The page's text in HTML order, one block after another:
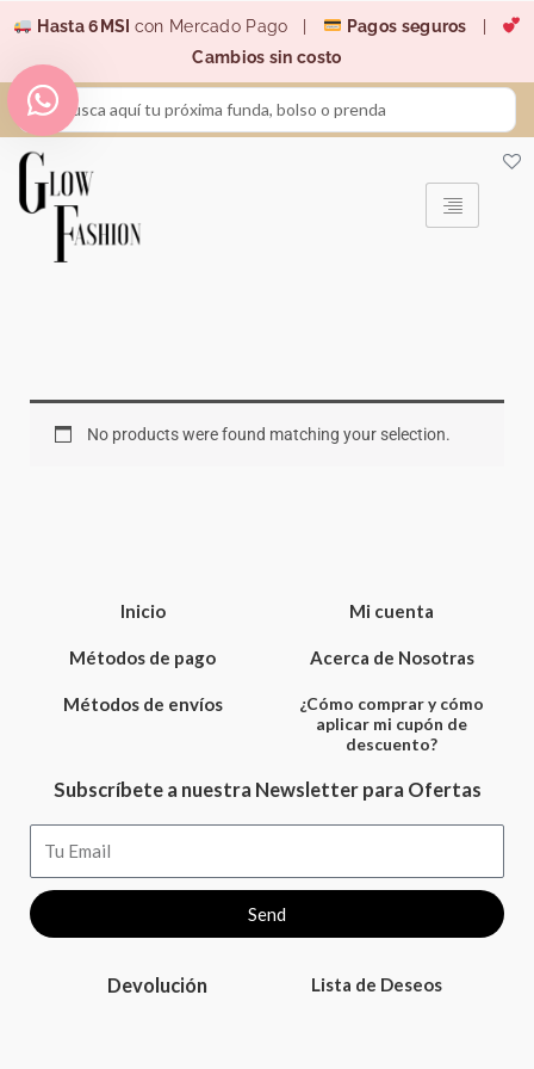
contenido
Hasta 6MSI con Mercado Pago | Pagos seguros
Cambios sin costo
Search
...
No products were found matching your selection.
Inicio
Métodos de pago
Métodos de envíos
Mi cuenta
Acerca de Nosotras
¿Cómo comprar y cómo
aplicar mi cupón de
descuento?
Subscríbete a nuestra Newsletter para Ofertas
Send
Devolución Lista de Deseos